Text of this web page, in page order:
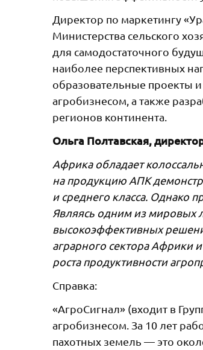
Директор по маркетингу
Министерства сельского
для самодостаточного
наиболее перспективных
образовательные проекты
агробизнесом, а также
регионов континента.
Ольга Полтавская,
Африка обладает
на продукцию АПК
и среднего класса. Однако
Являясь одним из мировых
высокоэффективных
аграрного сектора Африки
роста продуктивности
Справка:
«АгроСигнал» (входит в
агробизнесом. За 10 лет
пахотных земель — это